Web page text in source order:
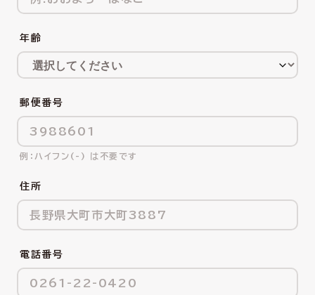
年齢
郵便番号
ハイフン(-) は不要です
住所
電話番号